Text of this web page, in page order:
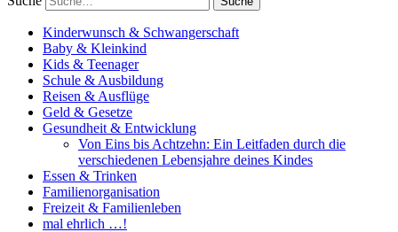
Kinderwunsch & Schwangerschaft
Baby & Kleinkind
Kids & Teenager
Schule & Ausbildung
Reisen & Ausflüge
Geld & Gesetze
Gesundheit & Entwicklung
Von Eins bis Achtzehn: Ein Leitfaden durch die
verschiedenen Lebensjahre deines Kindes
Essen & Trinken
Familienorganisation
Freizeit & Familienleben
mal ehrlich …!